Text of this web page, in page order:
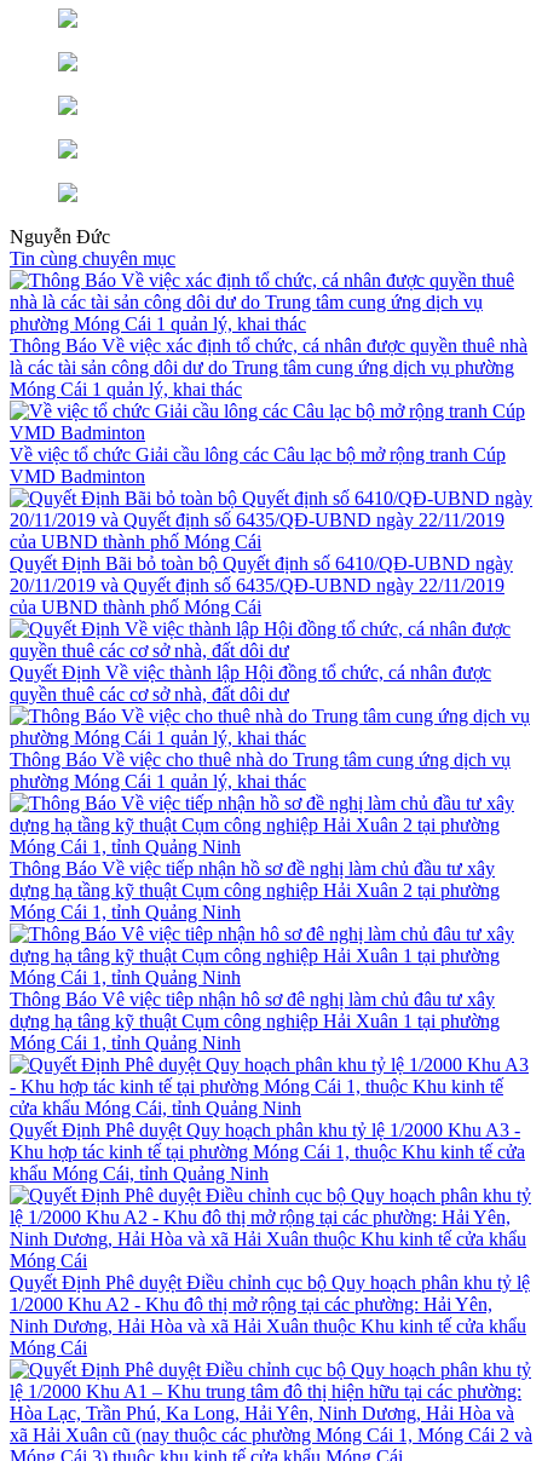
Nguyễn Đức
Tin cùng chuyên mục
Thông Báo Về việc xác định tổ chức, cá nhân được quyền thuê nhà
là các tài sản công dôi dư do Trung tâm cung ứng dịch vụ phường
Móng Cái 1 quản lý, khai thác
Về việc tổ chức Giải cầu lông các Câu lạc bộ mở rộng tranh Cúp
VMD Badminton
Quyết Định Bãi bỏ toàn bộ Quyết định số 6410/QĐ-UBND ngày
20/11/2019 và Quyết định số 6435/QĐ-UBND ngày 22/11/2019
của UBND thành phố Móng Cái
Quyết Định Về việc thành lập Hội đồng tổ chức, cá nhân được
quyền thuê các cơ sở nhà, đất dôi dư
Thông Báo Về việc cho thuê nhà do Trung tâm cung ứng dịch vụ
phường Móng Cái 1 quản lý, khai thác
Thông Báo Về việc tiếp nhận hồ sơ đề nghị làm chủ đầu tư xây
dựng hạ tầng kỹ thuật Cụm công nghiệp Hải Xuân 2 tại phường
Móng Cái 1, tỉnh Quảng Ninh
Thông Báo Vê việc tiêp nhận hô sơ đê nghị làm chủ đâu tư xây
dựng hạ tâng kỹ thuật Cụm công nghiệp Hải Xuân 1 tại phường
Móng Cái 1, tỉnh Quảng Ninh
Quyết Định Phê duyệt Quy hoạch phân khu tỷ lệ 1/2000 Khu A3 -
Khu hợp tác kinh tế tại phường Móng Cái 1, thuộc Khu kinh tế cửa
khẩu Móng Cái, tỉnh Quảng Ninh
Quyết Định Phê duyệt Điều chỉnh cục bộ Quy hoạch phân khu tỷ lệ
1/2000 Khu A2 - Khu đô thị mở rộng tại các phường: Hải Yên,
Ninh Dương, Hải Hòa và xã Hải Xuân thuộc Khu kinh tế cửa khẩu
Móng Cái